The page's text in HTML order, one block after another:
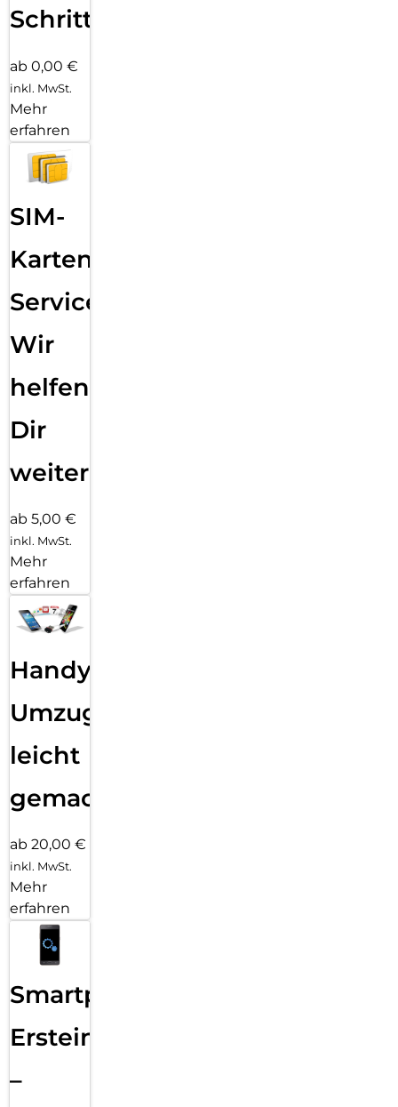
Schritten
ab 0,00 €
inkl. MwSt.
Mehr
erfahren
SIM-
Karten
Service:
Wir
helfen
Dir
weiter
ab 5,00 €
inkl. MwSt.
Mehr
erfahren
Handy
Umzug
leicht
gemacht!
ab 20,00 €
inkl. MwSt.
Mehr
erfahren
Smartphone
Ersteinrichtung
–